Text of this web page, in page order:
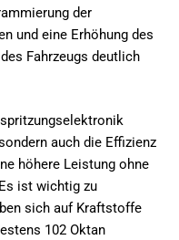
der
und eine Erhöhung des
Fahrzeugs deutlich
auch die Effizienz
höhere Leistung ohne
ist wichtig zu
sich auf Kraftstoffe
102 Oktan